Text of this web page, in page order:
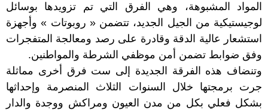
المواد المشبوهة، وهي الفرق التي تم تزويدها بوسائل
لوجيستيكية من الجيل الجديد، تتضمن « روبوتات » وأجهزة
استشعار عالية الدقة وقادرة على رصد ومعالجة المتفجرات
وفق ضوابط تضمن أمن موظفي الشرطة والمواطنين.
وتنضاف هذه الفرقة الجديدة إلى ست فرق أخرى مماثلة
جرت برمجتها خلال السنوات الثلاث المنصرمة وإحداثها
بشكل فعلي بكل من مدن العيون ومراكش ووجدة والدار